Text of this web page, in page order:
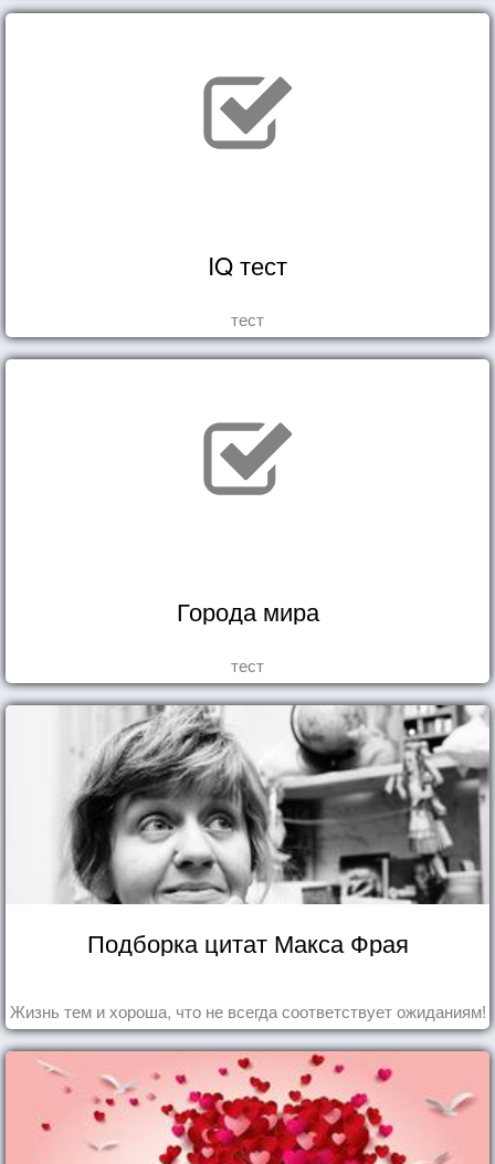
IQ тест
тест
Города мира
тест
Подборка цитат Макса Фрая
Жизнь тем и хороша, что не всегда соответствует ожиданиям!